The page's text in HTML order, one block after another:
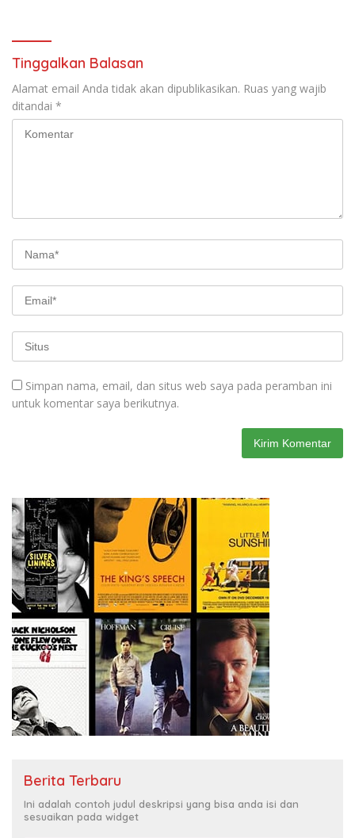
Tinggalkan Balasan
Alamat email Anda tidak akan dipublikasikan. Ruas yang wajib
ditandai *
Simpan nama, email, dan situs web saya pada peramban ini
untuk komentar saya berikutnya.
Berita Terbaru
Ini adalah contoh judul deskripsi yang bisa anda isi dan
sesuaikan pada widget